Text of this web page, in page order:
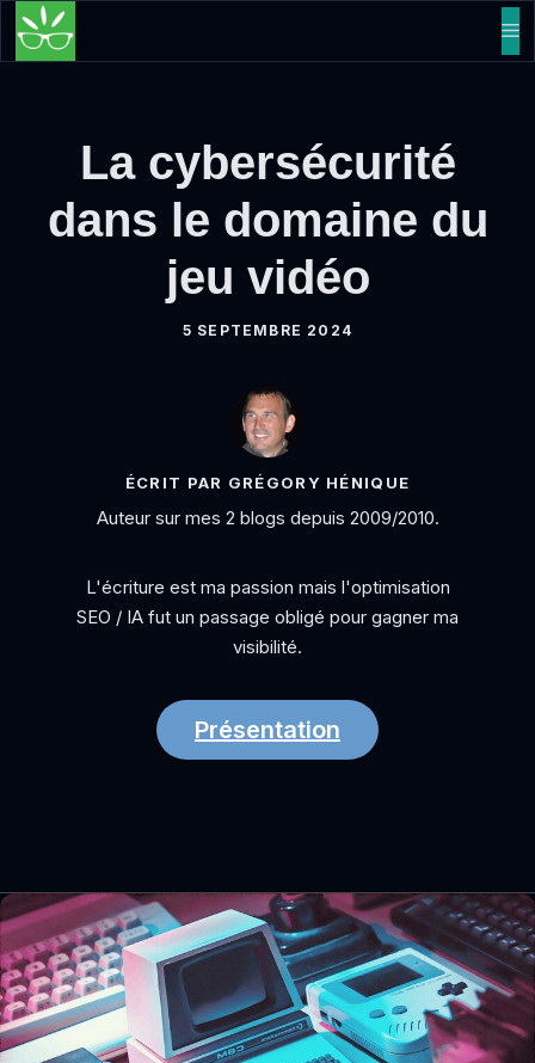
Aller
La cybersécurité
dans le domaine du
jeu vidéo
5 SEPTEMBRE 2024
ÉCRIT PAR GRÉGORY HÉNIQUE
Auteur sur mes 2 blogs depuis 2009/2010.
L'écriture est ma passion mais l'optimisation
SEO / IA fut un passage obligé pour gagner ma
visibilité.
Présentation